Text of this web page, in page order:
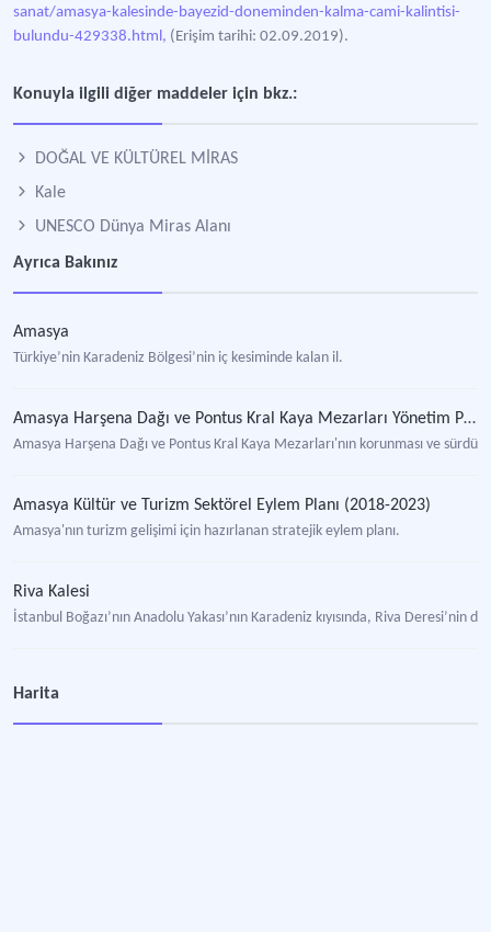
sanat/amasya-kalesinde-bayezid-doneminden-kalma-cami-kalintisi-
bulundu-429338.html, (Erişim tarihi: 02.09.2019).
Konuyla ilgili diğer maddeler için bkz.:
DOĞAL VE KÜLTÜREL MİRAS
Kale
UNESCO Dünya Miras Alanı
Ayrıca Bakınız
Amasya
Türkiye’nin Karadeniz Bölgesi’nin iç kesiminde kalan il.
Amasya Harşena Dağı ve Pontus Kral Kaya Mezarları Yönetim Planı
Amasya Harşena Dağı ve Pontus Kral Kaya Mezarları'nın korunması ve
Amasya Kültür ve Turizm Sektörel Eylem Planı (2018-2023)
Amasya'nın turizm gelişimi için hazırlanan stratejik eylem planı.
Riva Kalesi
İstanbul Boğazı’nın Anadolu Yakası’nın Karadeniz kıyısında, Riva Deresi’nin
Harita